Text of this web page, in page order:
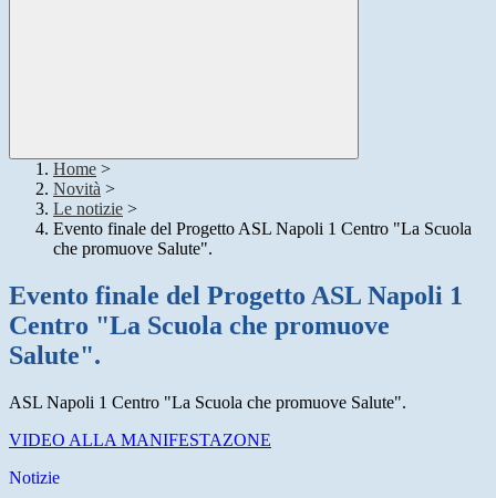
Home >
Novità >
Le notizie >
Evento finale del Progetto ASL Napoli 1 Centro "La Scuola
che promuove Salute".
Evento finale del Progetto ASL Napoli 1
Centro "La Scuola che promuove
Salute".
ASL Napoli 1 Centro "La Scuola che promuove Salute".
VIDEO ALLA MANIFESTAZONE
Notizie